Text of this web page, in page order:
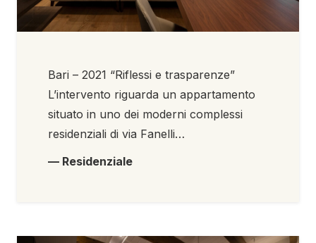
Bari – 2021 “Riflessi e trasparenze”
L’intervento riguarda un appartamento
situato in uno dei moderni complessi
residenziali di via Fanelli…
— Residenziale